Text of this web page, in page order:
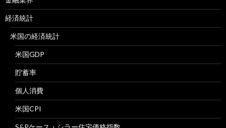
経済統計
米国の経済統計
米国GDP
貯蓄率
個人消費
米国CPI